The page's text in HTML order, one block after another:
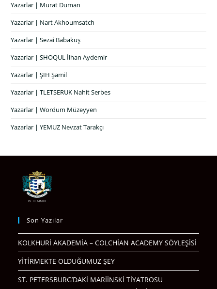
Yazarlar | Murat Duman
Yazarlar | Nart Akhoumsatch
Yazarlar | Sezai Babakuş
Yazarlar | SHOQUL İlhan Aydemir
Yazarlar | ŞIH Şamil
Yazarlar | TLETSERUK Nahit Serbes
Yazarlar | Wordum Müzeyyen
Yazarlar | YEMUZ Nevzat Tarakçı
Son Yazılar
KOLKHURİ AKADEMİA – COLCHİAN ACADEMY SÖYLEŞİSİ
YİTİRMEKTE OLDUĞUMUZ ŞEY
ST. PETERSBURG’DAKİ MARİİNSKİ TİYATROSU